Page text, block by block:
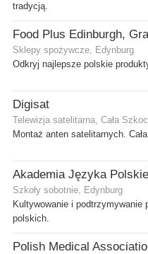
tradycją.
Food Plus Edinburgh,
Sklepy spożywcze, Edynburg
Odkryj najlepsze polskie
Digisat
Telewizja satelitarna, Cała
Montaż anten satelitarnych.
Szkoły sobotnie, Edynburg
Kultywowanie i podtrzymywanie
polskich.